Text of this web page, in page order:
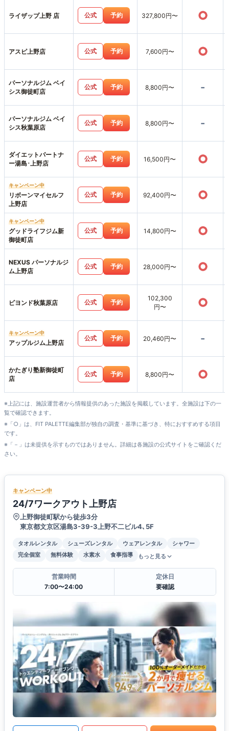
ライザップ上野 店 公式 予約 327,800円〜 ○
アスピ上野店 公式 予約 7,600円〜 ○
パーソナルジム ベイ
シス御徒町店
公式 予約 8,800円〜 -
パーソナルジム ベイ
シス秋葉原店
公式 予約 8,800円〜 -
ダイエットパートナ
ー湯島･上野店
公式 予約 16,500円〜 ○
キャンペーン中
リボーンマイセルフ
上野店
公式 予約 92,400円〜 ○
キャンペーン中
グッドライフジム新
御徒町店
公式 予約 14,800円〜 ○
NEXUS パーソナルジ
ム上野店
公式 予約 28,000円〜 ○
ビヨンド秋葉原店 公式 予約
102,300
円〜
○
キャンペーン中
アップルジム上野店
公式 予約 20,460円〜 -
かたぎり塾新御徒町
店
公式 予約 8,800円〜 ○
※上記には、施設運営者から情報提供のあった施設を掲載しています。全施設は下の一
覧で確認できます。
※「○」は、FIT PALETTE編集部が独自の調査・基準に基づき、特におすすめする項目
です。
※「－」は未提供を示すものではありません。詳細は各施設の公式サイトをご確認くだ
さい。
キャンペーン中
24/7ワークアウト上野店
上野御徒町駅から徒歩3分
東京都文京区湯島3-39-3上野不二ビル4､5F
タオルレンタル シューズレンタル ウェアレンタル
シャワー
完全個室
無料体験 水素水 食事指導 もっと見る
営業時間
7:00〜24:00
定休日
要確認